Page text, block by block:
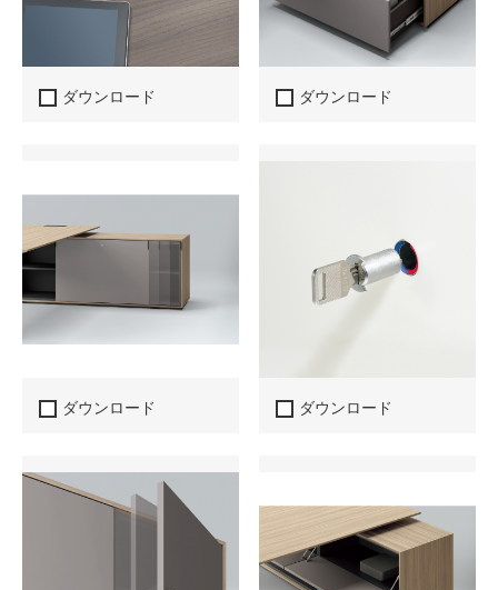
ダウンロード ダウンロード
ダウンロード ダウンロード